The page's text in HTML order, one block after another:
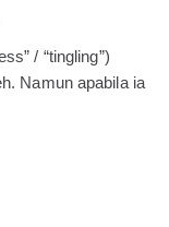
/ “tingling”)
Namun apabila ia